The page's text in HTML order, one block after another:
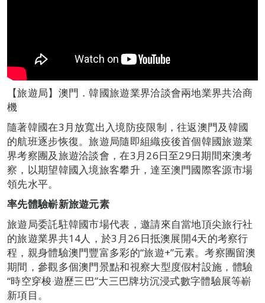
【旅遊局】澳門．韓國旅遊業界洽談會兩地業界共洽商
機
隨著韓國在3月放寬出入境防疫限制，往返澳門及韓國
的航班逐步恢復。旅遊局隨即組織疫後首個韓國旅遊業
界考察團及旅遊洽談會，在3月26日至29日期間來澳考
察，以期望韓國入境旅客攀升，達至澳門國際客源市場
領先水平。
率先體驗嶄新旅遊元素
旅遊局委託駐韓國市場代表，邀請來自當地頂尖旅行社
的旅遊業界共14人，於3月26日抵澳展開4天的考察行
程，親身體驗澳門豐富多彩的“旅遊+”元素。考察團留澳
期間，參觀多個澳門景點和視察大型度假村設施，體驗
“時空穿梭‧遊歷三巴”大三巴牌坊沉浸式數字體驗展等嶄
新項目。